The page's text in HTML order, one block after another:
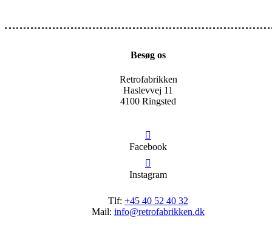
Besøg os
Retrofabrikken
Haslevvej 11
4100 Ringsted
Facebook
Instagram
Tlf: +45 40 52 40 32
Mail: info@retrofabrikken.dk